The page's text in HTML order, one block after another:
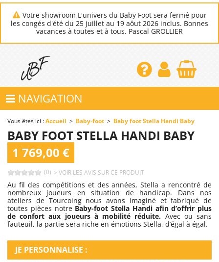
Votre showroom L'univers du Baby Foot sera fermé pour
les congés d'été du 25 juillet au 19 aôut 2026 inclus. Bonnes
vacances à toutes et à tous. Pascal GROLLIER
NAVIGATION
Vous êtes ici :Accueil > Baby-foot > Baby foot Stella Handi Baby
BABY FOOT STELLA HANDI BABY
1 769,00 €
(0) > VOIR LES AVIS SUR CE PRODUIT
Au fil des compétitions et des années, Stella a rencontré de
nombreux joueurs en situation de handicap. Dans nos
ateliers de Tourcoing nous avons imaginé et fabriqué de
toutes pièces notreBaby-foot Stella Handi afin d’offrir plus
de confort aux joueurs à mobilité réduite. Avec ou sans
fauteuil, la partie sera riche en émotions Stella, d’égal à égal.
JE PERSONNALISE :